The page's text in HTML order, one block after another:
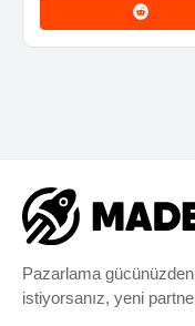
Pazarlama
istiyorsanız, yeni